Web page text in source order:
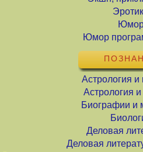
Юмор
Астрология и
Астрология
Биографии и
Деловая
Деловая